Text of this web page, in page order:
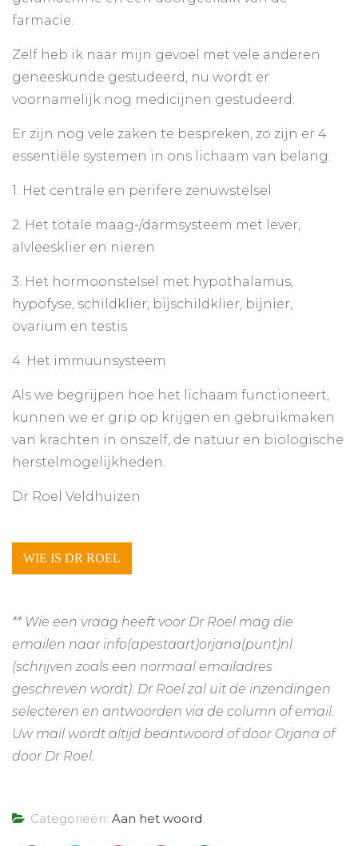
farmacie.
Zelf heb ik naar mijn gevoel met vele anderen
geneeskunde gestudeerd, nu wordt er
voornamelijk nog medicijnen gestudeerd.
Er zijn nog vele zaken te bespreken, zo zijn er 4
essentiële systemen in ons lichaam van belang:
1. Het centrale en perifere zenuwstelsel
2. Het totale maag-/darmsysteem met lever,
alvleesklier en nieren
3. Het hormoonstelsel met hypothalamus,
hypofyse, schildklier, bijschildklier, bijnier,
ovarium en testis
4. Het immuunsysteem
Als we begrijpen hoe het lichaam functioneert,
kunnen we er grip op krijgen en gebruikmaken
van krachten in onszelf, de natuur en biologische
herstelmogelijkheden.
Dr Roel Veldhuizen
** Wie een vraag heeft voor Dr Roel mag die
emailen naar info(apestaart)orjana(punt)nl
(schrijven zoals een normaal emailadres
geschreven wordt). Dr Roel zal uit de inzendingen
selecteren en antwoorden via de column of email.
Uw mail wordt altijd beantwoord of door Orjana of
door Dr Roel.
Categorieën: Aan het woord